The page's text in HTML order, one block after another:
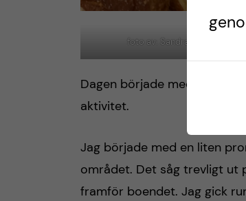
foto av: Sandra Koj
Dagen började med en
aktivitet.
Jag började med en liten
området. Det såg trevligt ut
framför boendet. Jag gick